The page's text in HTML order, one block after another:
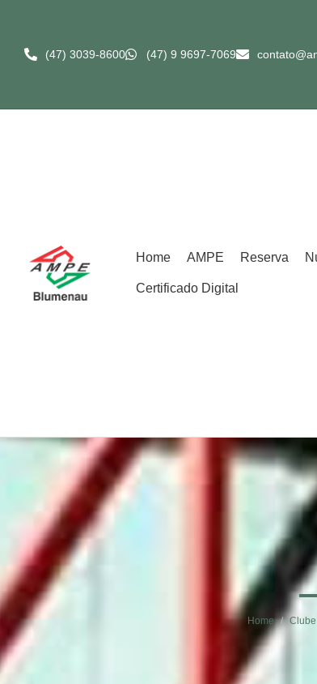
(47) 3039-8600​ (47) 9 9697-7069
Home AMPE Reserva
Certificado Digital
Home